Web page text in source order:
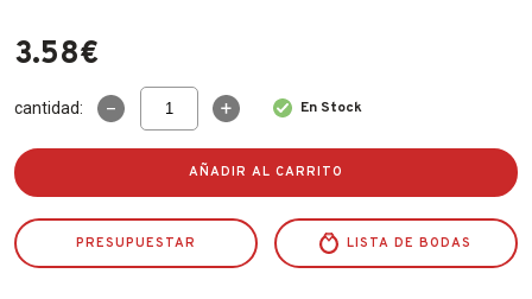
3.58€
cantidad:
Salvamante
Rectangular
En Stock
AÑADIR AL CARRITO
PRESUPUESTAR LISTA DE BODAS